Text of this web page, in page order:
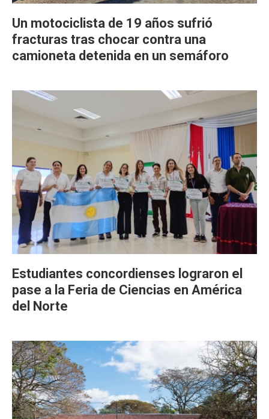
Un motociclista de 19 años sufrió
fracturas tras chocar contra una
camioneta detenida en un semáforo
Estudiantes concordienses lograron el
pase a la Feria de Ciencias en América
del Norte